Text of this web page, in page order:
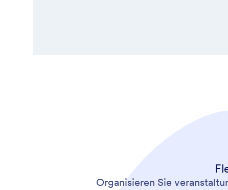
Organisieren Sie